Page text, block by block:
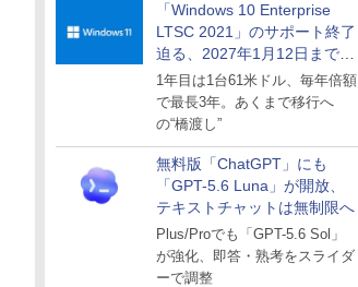
「Windows 10 Enterprise
LTSC 2021」のサポート終了
迫る、2027年1月12日まで
～ESUは9月1日から販売
1年目は1台61米ドル、毎年倍額
で最長3年。あくまで移行へ
の“橋渡し”
無料版「ChatGPT」にも
「GPT-5.6 Luna」が開放、
テキストチャットは無制限へ
Plus/Proでも「GPT-5.6 Sol」
が強化、即答・熟考をスライダ
ーで調整